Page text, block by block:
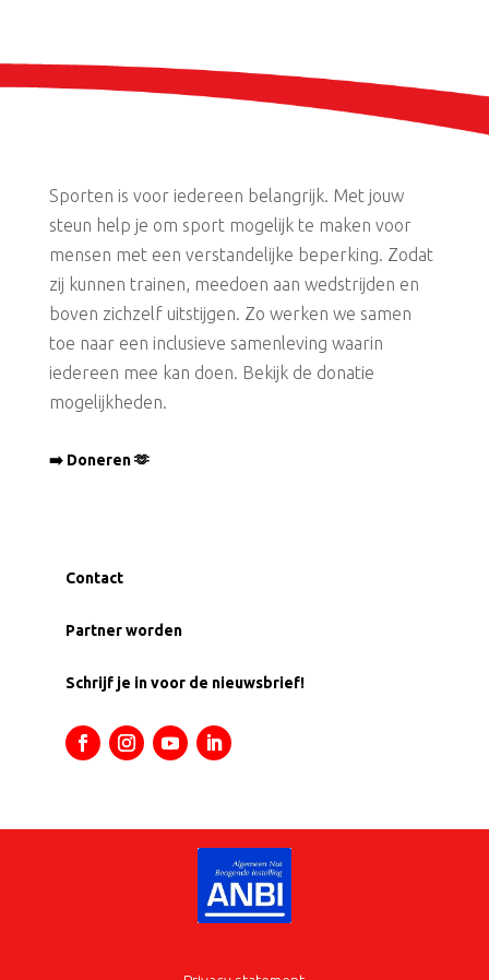
Sporten is voor iedereen belangrijk. Met jouw
steun help je om sport mogelijk te maken voor
mensen met een verstandelijke beperking. Zodat
zij kunnen trainen, meedoen aan wedstrijden en
boven zichzelf uitstijgen. Zo werken we samen
toe naar een inclusieve samenleving waarin
iedereen mee kan doen. Bekijk de donatie
mogelijkheden.
➡️ Doneren 🫶
Contact
Partner worden
Schrijf je in voor de nieuwsbrief!